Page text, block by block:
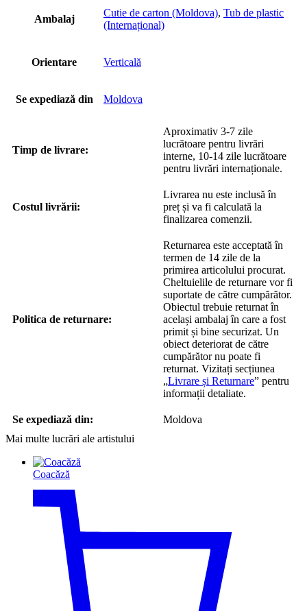
Ambalaj
Cutie de carton (Moldova), Tub de plastic
(Internațional)
Orientare Verticală
Se expediază din Moldova
Timp de livrare:
Aproximativ 3-7 zile
lucrătoare pentru livrări
interne, 10-14 zile lucrătoare
pentru livrări internaționale.
Costul livrării:
Livrarea nu este inclusă în
preț și va fi calculată la
finalizarea comenzii.
Politica de returnare:
Returnarea este acceptată în
termen de 14 zile de la
primirea articolului procurat.
Cheltuielile de returnare vor fi
suportate de către cumpărător.
Obiectul trebuie returnat în
același ambalaj în care a fost
primit și bine securizat. Un
obiect deteriorat de către
cumpărător nu poate fi
returnat. Vizitați secțiunea
„Livrare și Returnare” pentru
informații detaliate.
Se expediază din:
Moldova
Mai multe lucrări ale artistului
Coacăză